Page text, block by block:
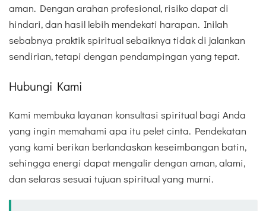
aman. Dengan arahan profesional, risiko dapat di
hindari, dan hasil lebih mendekati harapan. Inilah
sebabnya praktik spiritual sebaiknya tidak di jalankan
sendirian, tetapi dengan pendampingan yang tepat.
Hubungi Kami
Kami membuka layanan konsultasi spiritual bagi Anda
yang ingin memahami apa itu pelet cinta. Pendekatan
yang kami berikan berlandaskan keseimbangan batin,
sehingga energi dapat mengalir dengan aman, alami,
dan selaras sesuai tujuan spiritual yang murni.